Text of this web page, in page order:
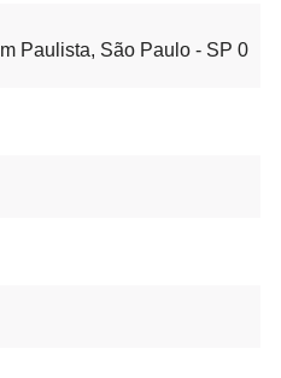
Paulista, São Paulo - SP 0